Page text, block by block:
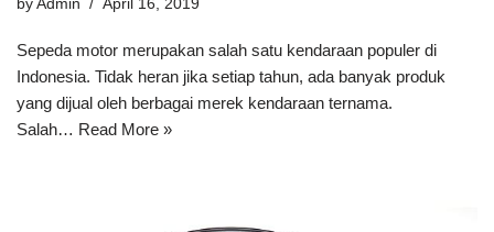
by Admin April 16, 2019
Sepeda motor merupakan salah satu kendaraan populer di
Indonesia. Tidak heran jika setiap tahun, ada banyak produk
yang dijual oleh berbagai merek kendaraan ternama.
Salah… Read More »